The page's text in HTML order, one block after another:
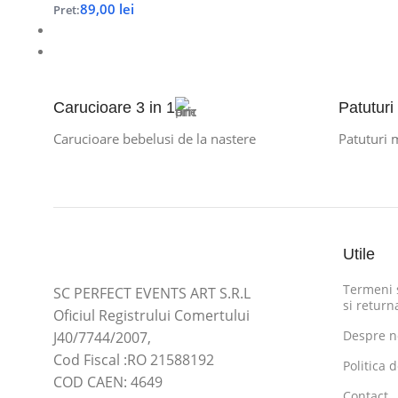
Pret:89,00 lei
Carucioare 3 in 1
Carucioare bebelusi de la nastere
Patuturi
SC PERFECT EVENTS ART S.R.L
Oficiul Registrului Comertului
J40/7744/2007,
Cod Fiscal :RO 21588192
COD CAEN: 4649
Utile
Termeni
si
Despre
Politica